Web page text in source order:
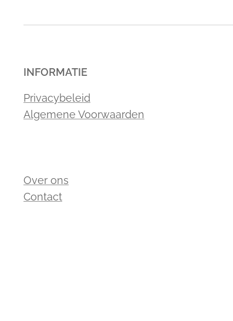
INFORMATIE
Privacybeleid
Algemene Voorwaarden
Over ons
Contact